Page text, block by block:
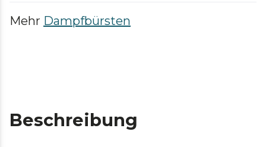
Mehr Dampfbürsten
Beschreibung